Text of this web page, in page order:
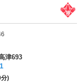
星のうち4
津693
)